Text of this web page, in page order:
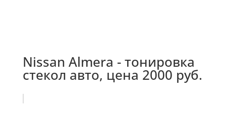
Nissan Almera - тонировка
стекол авто, цена 2000 руб.